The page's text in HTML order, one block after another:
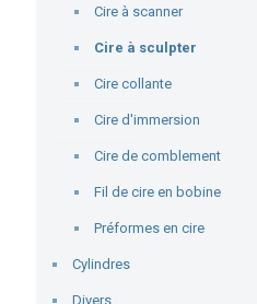
Cire à scanner
Cire à sculpter
Cire collante
Cire d'immersion
Cire de comblement
Fil de cire en bobine
Préformes en cire
Cylindres
Divers